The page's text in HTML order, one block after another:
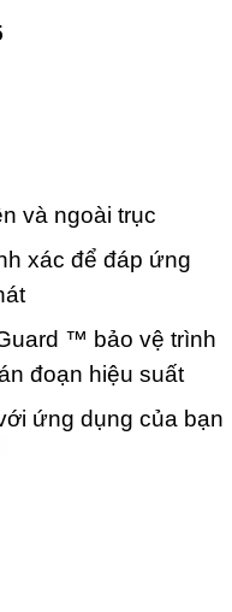
và ngoài trục
xác để đáp ứng
™ bảo vệ trình
đoạn hiệu suất
ứng dụng của bạn